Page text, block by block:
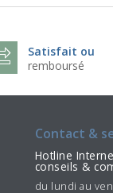
Satisfait ou
remboursé
Contact &
Hotline
conseils &
du lundi au